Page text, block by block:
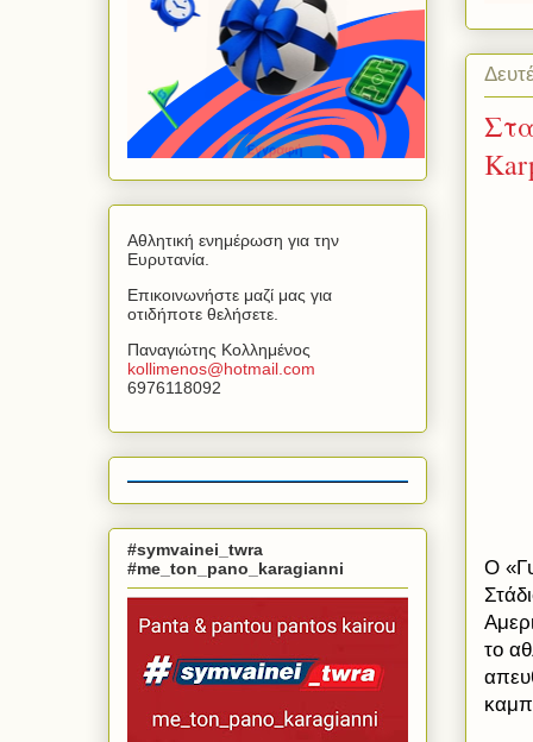
Ο
το
καμπ
Αθλητική ενημέρωση για την
Ευρυτανία.
Επικοινωνήστε μαζί μας για
οτιδήποτε θελήσετε.
Παναγιώτης Κολλημένος
kollimenos@hotmail com
6976118092
#symvainei_twra
#me_ton_pano_karagianni